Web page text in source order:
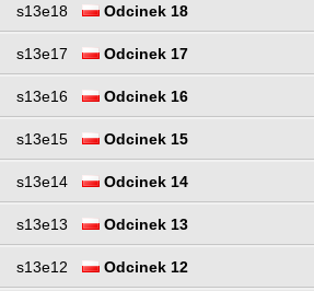
s13e18 Odcinek 18
s13e17 Odcinek 17
s13e16 Odcinek 16
s13e15 Odcinek 15
s13e14 Odcinek 14
s13e13 Odcinek 13
s13e12 Odcinek 12